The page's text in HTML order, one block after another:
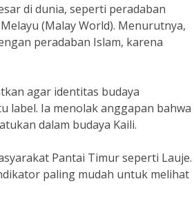
di dunia, seperti peradaban
(Malay World). Menurutnya,
peradaban Islam, karena
agar identitas budaya
label. Ia menolak anggapan bahwa
dalam budaya Kaili.
Pantai Timur seperti Lauje.
paling mudah untuk melihat